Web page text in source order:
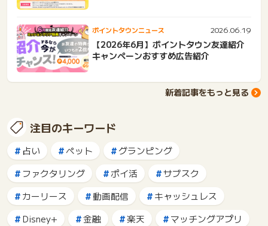
ポイントタウンニュース 2026.06.19
【2026年6月】ポイントタウン友達紹介
キャンペーンおすすめ広告紹介
新着記事をもっと見る
注目のキーワード
占い ペット
グランピング
ファクタリング
ポイ活
サブスク
カーリース
動画配信
キャッシュレス
Disney+
金融 楽天
マッチングアプリ